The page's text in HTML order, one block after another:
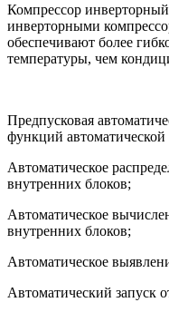
Компрессор
инверторными
обеспечивают более
температуры, чем
Предпусковая
функций автоматической
Автоматическое
внутренних блоков;
Автоматическое
внутренних блоков;
Автоматическое
Автоматический запуск